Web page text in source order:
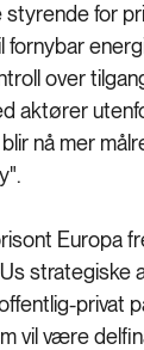
for
fornybar
over
aktører
nå mer
Europa
strategiske
privat
vil være